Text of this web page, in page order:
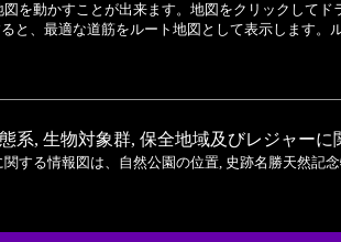
を動かすことが出来ます。地図をクリックして
と、最適な道筋をルート地図として表示します。
系, 生物対象群, 保全地域及びレジャーに
する情報図は、自然公園の位置, 史跡名勝天然記